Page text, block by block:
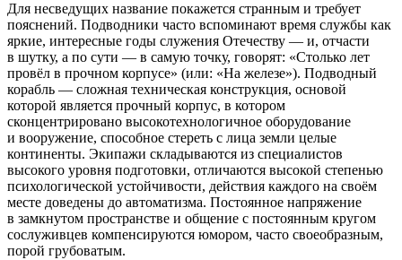
Для несведущих название покажется странным и требует
пояснений. Подводники часто вспоминают время службы как
яркие, интересные годы служения Отечеству — и, отчасти
в шутку, а по сути — в самую точку, говорят: «Столько лет
провёл в прочном корпусе» (или: «На железе»). Подводный
корабль — сложная техническая конструкция, основой
которой является прочный корпус, в котором
сконцентрировано высокотехнологичное оборудование
и вооружение, способное стереть с лица земли целые
континенты. Экипажи складываются из специалистов
высокого уровня подготовки, отличаются высокой степенью
психологической устойчивости, действия каждого на своём
месте доведены до автоматизма. Постоянное напряжение
в замкнутом пространстве и общение с постоянным кругом
сослуживцев компенсируются юмором, часто своеобразным,
порой грубоватым.